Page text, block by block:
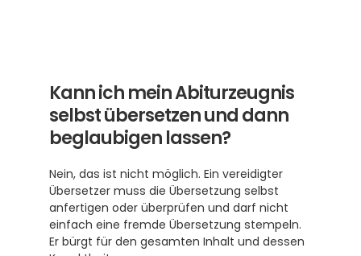
Kann ich mein Abiturzeugnis
selbst übersetzen und dann
beglaubigen lassen?
Nein, das ist nicht möglich. Ein vereidigter
Übersetzer muss die Übersetzung selbst
anfertigen oder überprüfen und darf nicht
einfach eine fremde Übersetzung stempeln.
Er bürgt für den gesamten Inhalt und dessen